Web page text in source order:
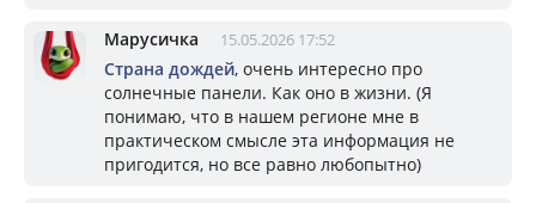
Марусичка 15.05.2026 17:52
Страна дождей, очень интересно про
солнечные панели. Как оно в жизни. (Я
понимаю, что в нашем регионе мне в
практическом смысле эта информация не
пригодится, но все равно любопытно)